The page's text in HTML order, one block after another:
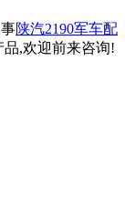
陕汽2190军车配
品,欢迎前来咨询!